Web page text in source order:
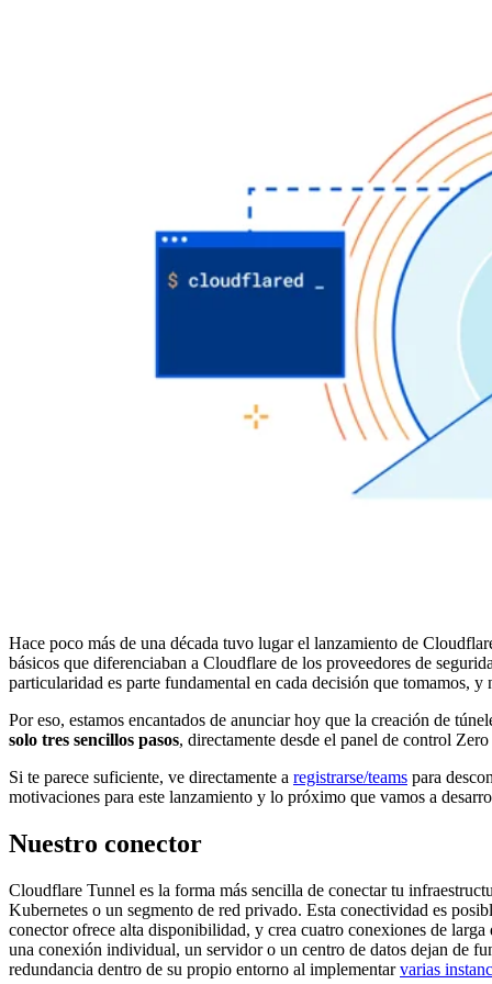
Hace poco más de una década tuvo lugar el lanzamiento de
básicos que diferenciaban a Cloudflare de los proveedores de
particularidad es parte fundamental en cada decisión que tomamos,
Por eso, estamos encantados de anunciar hoy que la creación de
solo tres sencillos pasos, directamente desde el panel de control
Si te parece suficiente, ve directamente a registrarse/teams para
motivaciones para este lanzamiento y lo próximo que vamos a
Nuestro conector
Cloudflare Tunnel es la forma más sencilla de conectar tu
Kubernetes o un segmento de red privado. Esta conectividad es
conector ofrece alta disponibilidad, y crea cuatro conexiones de
una conexión individual, un servidor o un centro de datos dejan de
redundancia dentro de su propio entorno al implementarvarias